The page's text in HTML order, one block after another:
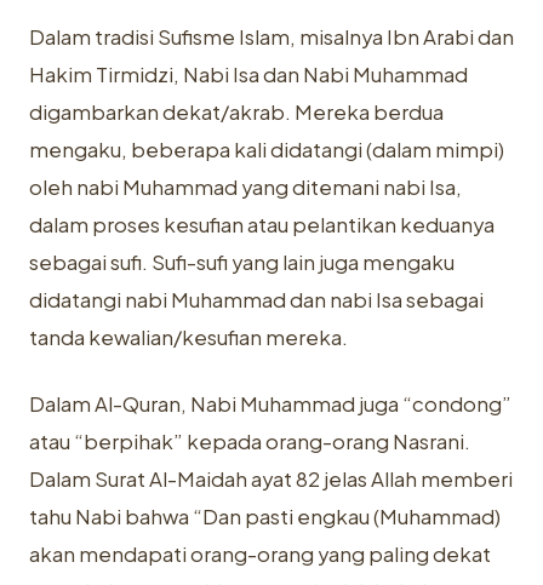
Dalam tradisi Sufisme Islam, misalnya Ibn Arabi dan
Hakim Tirmidzi, Nabi Isa dan Nabi Muhammad
digambarkan dekat/akrab. Mereka berdua
mengaku, beberapa kali didatangi (dalam mimpi)
oleh nabi Muhammad yang ditemani nabi Isa,
dalam proses kesufian atau pelantikan keduanya
sebagai sufi. Sufi-sufi yang lain juga mengaku
didatangi nabi Muhammad dan nabi Isa sebagai
tanda kewalian/kesufian mereka.
DalamAl-Quran, Nabi Muhammad juga “condong”
atau “berpihak” kepada orang-orang Nasrani.
Dalam Surat Al-Maidah ayat 82 jelas Allah memberi
tahu Nabi bahwa “Dan pasti engkau (Muhammad)
akan mendapati orang-orang yang paling dekat